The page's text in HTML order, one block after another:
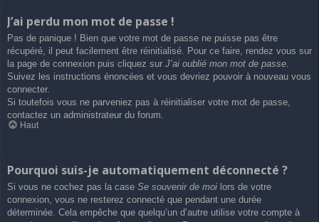
J’ai perdu mon mot de passe !
Pas de panique ! Bien que votre mot de passe ne puisse pas être
récupéré, il peut facilement être réinitialisé. Pour ce faire, rendez vous sur
la page de connexion puis cliquez sur J’ai oublié mon mot de passe.
Suivez les instructions énoncées et vous devriez pouvoir à nouveau vous
connecter.
Si toutefois vous ne parveniez pas à réinitialiser votre mot de passe,
contactez un administrateur du forum.
Haut
Pourquoi suis-je automatiquement déconnecté ?
Si vous ne cochez pas la case Se souvenir de moi lors de votre
connexion, vous ne resterez connecté que pendant une durée
déterminée. Cela empêche que quelqu’un d’autre utilise votre compte à